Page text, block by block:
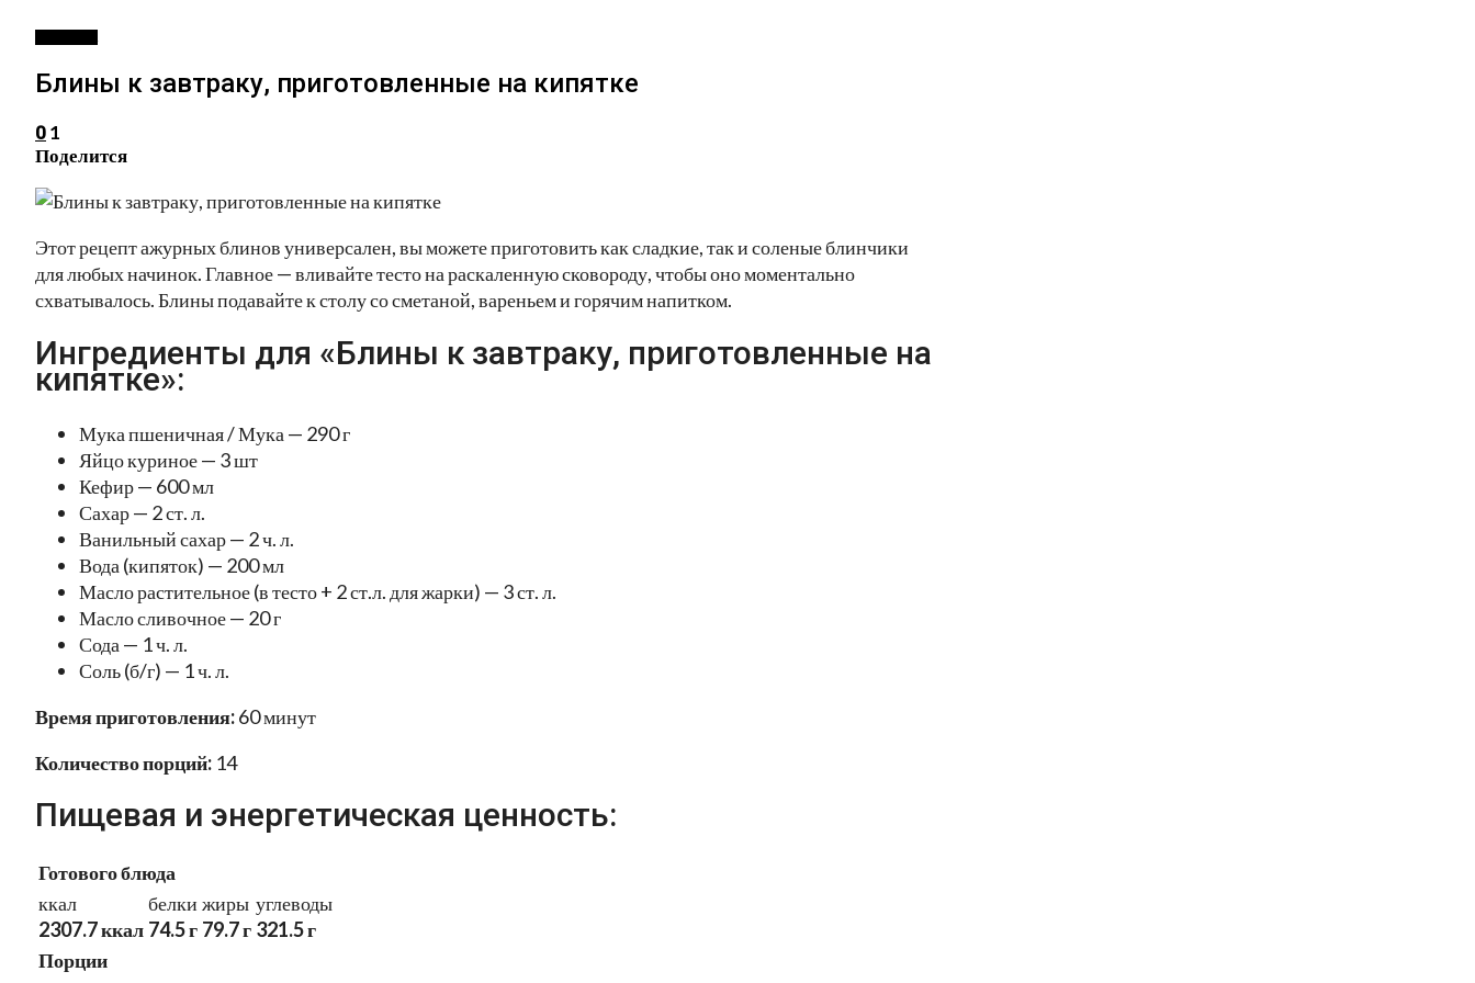
Блины к завтраку, приготовленные на кипятке
0 1
Поделится
Этот рецепт ажурных блинов универсален, вы можете приготовить как сладкие, так и соленые блинчики
для любых начинок. Главное — вливайте тесто на раскаленную сковороду, чтобы оно моментально
схватывалось. Блины подавайте к столу со сметаной, вареньем и горячим напитком.
Ингредиенты для «Блины к завтраку, приготовленные на
кипятке»:
Мука пшеничная / Мука — 290 г
Яйцо куриное — 3 шт
Кефир — 600 мл
Сахар — 2 ст. л.
Ванильный сахар — 2 ч. л.
Вода (кипяток) — 200 мл
Масло растительное (в тесто + 2 ст.л. для жарки) — 3 ст. л.
Масло сливочное — 20 г
Сода — 1 ч. л.
Соль (б/г) — 1 ч. л.
Время приготовления:60 минут
Количество порций: 14
Пищевая и энергетическая ценность:
Готового блюда
ккал
2307.7 ккал
белки
74.5 г
жиры
79.7 г
углеводы
321.5 г
Порции